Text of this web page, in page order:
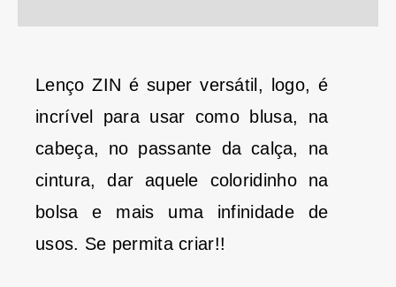
Lenço ZIN é super versátil, logo, é
incrível para usar como blusa, na
cabeça, no passante da calça, na
cintura, dar aquele coloridinho na
bolsa e mais uma infinidade de
usos. Se permita criar!!